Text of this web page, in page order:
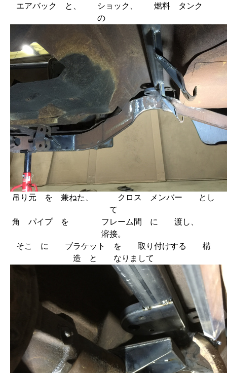
エアバック と、 ショック、 燃料 タンク
の
吊り元 を 兼ねた、 クロス メンバー とし
て
角 パイプ を フレーム間 に 渡し、
溶接。
そこ に ブラケット を 取り付けする 構
造 と なりまして